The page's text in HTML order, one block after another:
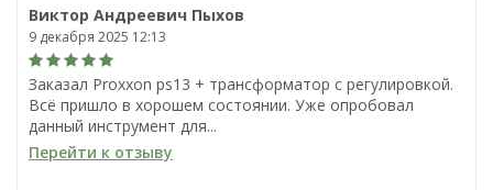
Виктор Андреевич Пыхов
9 декабря 2025 12:13
Заказал Proxxon ps13 + трансформатор с регулировкой.
Всё пришло в хорошем состоянии. Уже опробовал
данный инструмент для...
Перейти к отзыву